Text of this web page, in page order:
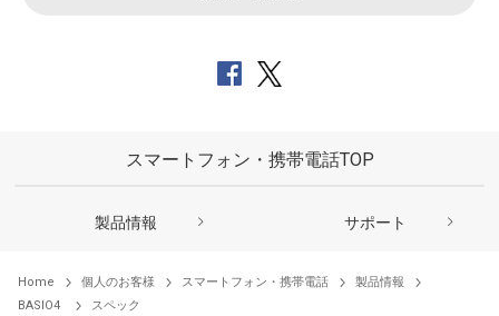
スマートフォン・携帯電話TOP
製品情報 サポート
Home 個人のお客様 スマートフォン・携帯電話
製品情報
BASIO4
スペック